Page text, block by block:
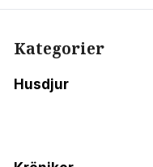
Kategorier
Husdjur